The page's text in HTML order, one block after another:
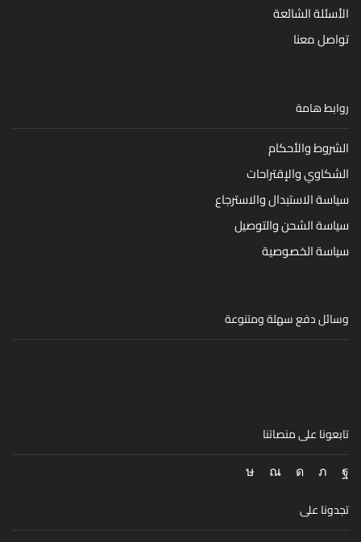
الأسئلة الشائعة
تواصل معنا
روابط هامة
الشروط والأحكام
الشكاوي والإقتراحات
سياسة الاستبدال والاسترجاع
سياسة الشحن والتوصيل
سياسة الخصوصية
وسائل دفع سهلة ومتنوعة
تابعونا على منصاتنا
Facebook
Twitter
Instagram
Snapchat
Tik-
تجدونا على